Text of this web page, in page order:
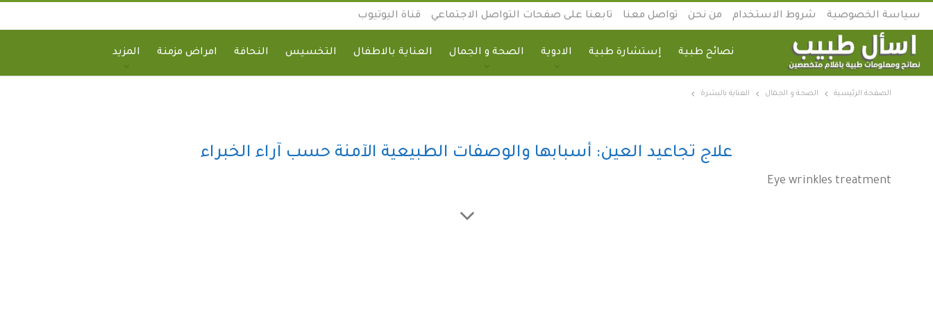
سياسة الخصوصية شروط الاستخدام من نحن تواصل معنا تابعنا على صفحات التواصل الاجتماعي قناة اليوتيوب
نصائح طبية إستشارة طبية الادوية الصحة و الجمال العناية بالاطفال التخسيس النحافة امراض مزمنة المزيد
الصفحة الرئيسية الصحة و الجمال العناية بالبشرة
علاج تجاعيد العين: أسبابها والوصفات الطبيعية الآمنة حسب آراء الخبراء
Eye wrinkles treatment